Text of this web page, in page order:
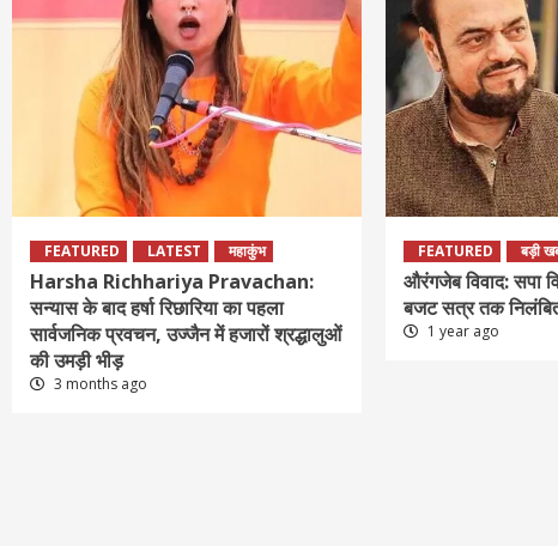
FEATURED LATEST महाकुंभ
Harsha Richhariya Pravachan:
सन्यास के बाद हर्षा रिछारिया का पहला
सार्वजनिक प्रवचन, उज्जैन में हजारों श्रद्धालुओं
की उमड़ी भीड़
3 months ago
FEATURED बड़ी
औरंगजेब विवाद: सपा
बजट सत्र तक
1 year ago